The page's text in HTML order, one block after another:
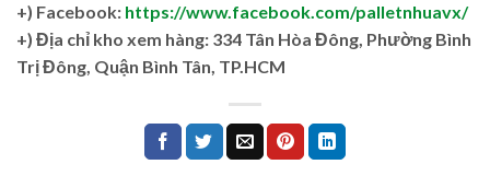
+) Facebook: https://www.facebook.com/palletnhuavx/
+) Địa chỉ kho xem hàng: 334 Tân Hòa Đông, Phường Bình
Trị Đông, Quận Bình Tân, TP.HCM